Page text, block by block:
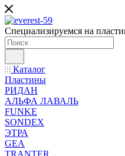
Специализируемся на
Каталог
Пластины
РИДАН
АЛЬФА ЛАВАЛЬ
FUNKE
SONDEX
ЭТРА
GEA
TRANTER